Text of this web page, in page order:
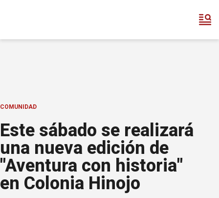
COMUNIDAD
Este sábado se realizará
una nueva edición de
"Aventura con historia"
en Colonia Hinojo